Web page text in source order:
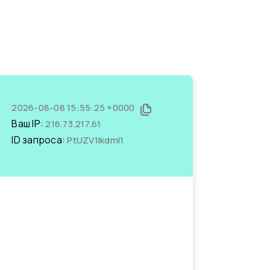
2026-08-08 15:55:25 +0000
Ваш IP:216.73.217.61
ID запроса:PtUZV1lkdmI1